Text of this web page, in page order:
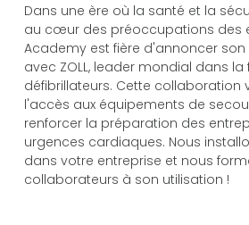
Dans une ère où la santé et la
au cœur des préoccupations des
Academy est fière d'annoncer
avec ZOLL, leader mondial dans
défibrillateurs. Cette collaboration
l'accès aux équipements de
renforcer la préparation des
urgences cardiaques. Nous
dans votre entreprise et nous
collaborateurs à son utilisation !